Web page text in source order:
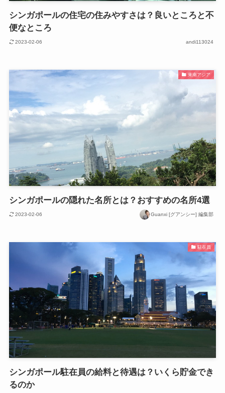
シンガポールの住宅の住みやすさは？良いところと不
便なところ
2023-02-06 andi113024
東南アジア
シンガポールの隠れた名所とは？おすすめの名所4選
2023-02-06 Guanxi [グアンシー] 編集部
駐在員
シンガポール駐在員の給料と待遇は？いくら貯金でき
るのか